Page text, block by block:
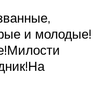
и молодые!